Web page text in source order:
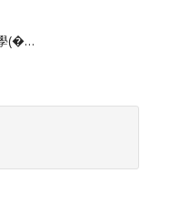
(�…